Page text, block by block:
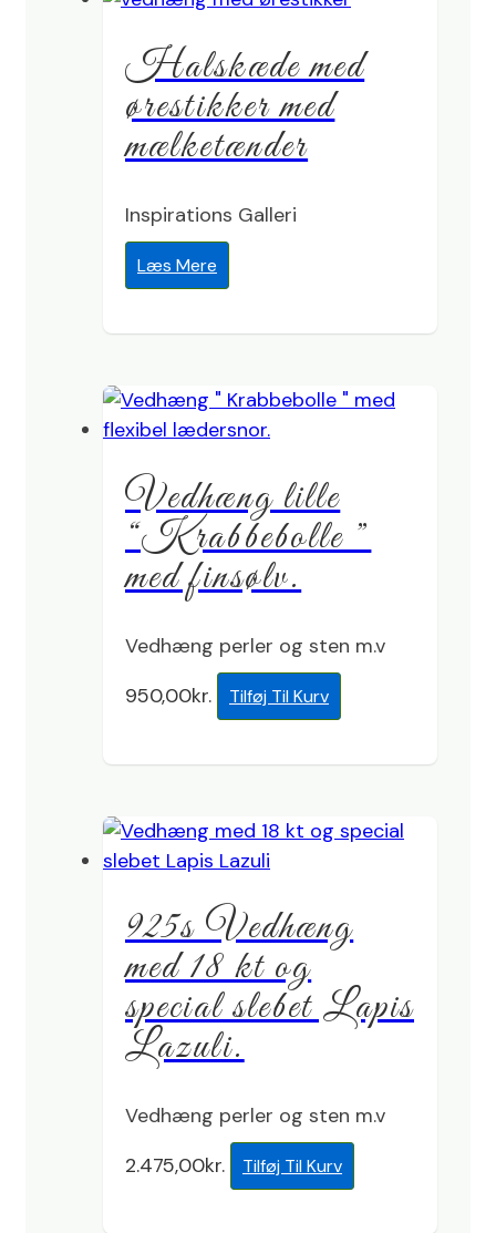
Halskæde med
ørestikker med
mælketænder
Inspirations Galleri
Læs Mere
Vedhæng lille
“Krabbebolle ”
med finsølv.
Vedhæng perler og sten m.v
950,00kr. Tilføj Til Kurv
925s Vedhæng
med 18 kt og
special slebet Lapis
Lazuli.
Vedhæng perler og sten m.v
2.475,00kr. Tilføj Til Kurv